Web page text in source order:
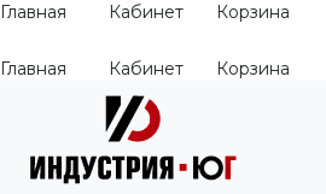
Главная Кабинет Корзина
Главная Кабинет Корзина